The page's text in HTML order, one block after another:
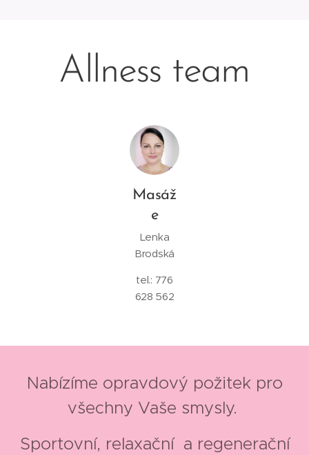
Allness team
Masáž
e
Lenka
Brodská
tel.: 776
628 562
Nabízíme opravdový požitek pro
všechny Vaše smysly.
Sportovní, relaxační a regenerační